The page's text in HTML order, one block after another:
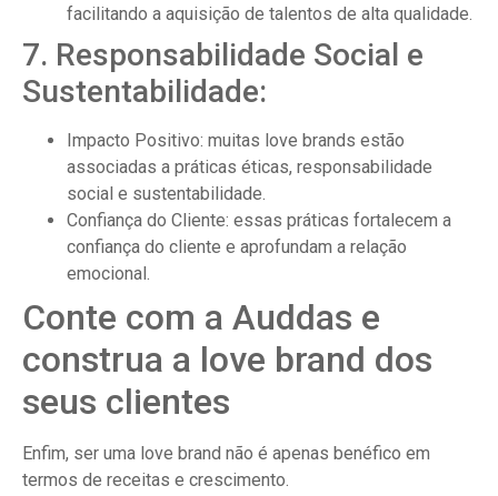
facilitando a aquisição de talentos de alta qualidade.
7. Responsabilidade Social e
Sustentabilidade:
Impacto Positivo: muitas love brands estão
associadas a práticas éticas, responsabilidade
social e sustentabilidade.
Confiança do Cliente: essas práticas fortalecem a
confiança do cliente e aprofundam a relação
emocional.
Conte com a Auddas e
construa a love brand dos
seus clientes
Enfim, ser uma love brand não é apenas benéfico em
termos de receitas e crescimento.